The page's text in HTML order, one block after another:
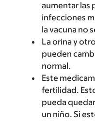
aumentar las
infecciones
la vacuna no
La orina y
pueden
normal.
Este
fertilidad.
pueda
un niño. Si